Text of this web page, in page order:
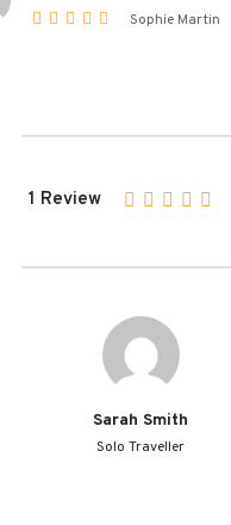
Sophie Martin
1 Review
Sarah Smith
Solo Traveller